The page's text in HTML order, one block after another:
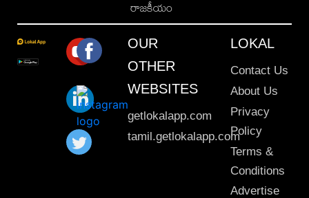
రాజకీయం
OUR
OTHER
WEBSITES
getlokalapp.com
tamil.getlokalapp.com
LOKAL
Contact Us
About Us
Privacy
Policy
Terms &
Conditions
Advertise